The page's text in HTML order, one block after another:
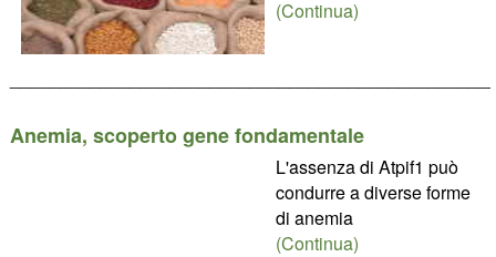
(Continua)
Anemia, scoperto gene fondamentale
L'assenza di Atpif1 può
condurre a diverse forme
di anemia
(Continua)